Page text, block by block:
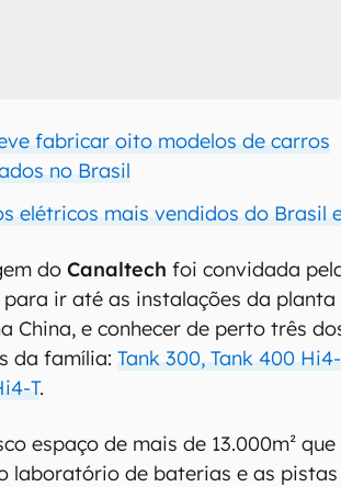
fabricar oito modelos de carros
no Brasil
elétricos mais vendidos do Brasil
doCanaltech foi convidada
ir até as instalações da planta
China, e conhecer de perto três
da família:Tank 300, Tank 400
T.
espaço de mais de 13.000m²
laboratório de baterias e as